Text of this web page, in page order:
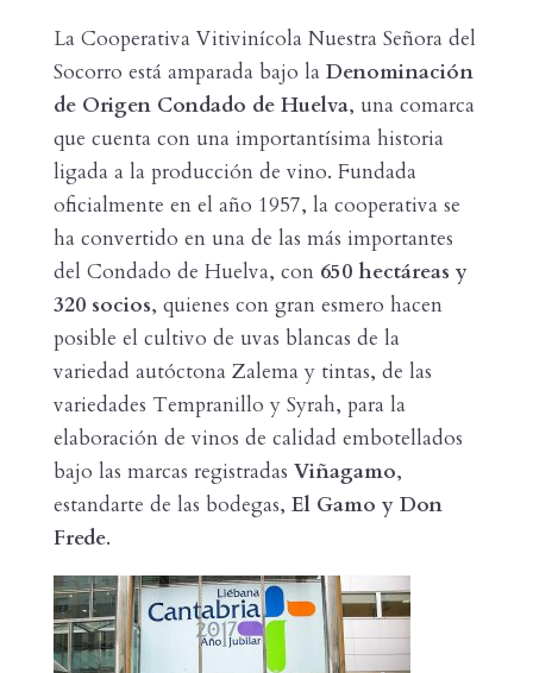
La Cooperativa Vitivinícola Nuestra Señora del
Socorro está amparada bajo la Denominación
de Origen Condado de Huelva, una comarca
que cuenta con una importantísima historia
ligada a la producción de vino. Fundada
oficialmente en el año 1957, la cooperativa se
ha convertido en una de las más importantes
del Condado de Huelva, con 650 hectáreas y
320 socios, quienes con gran esmero hacen
posible el cultivo de uvas blancas de la
variedad autóctona Zalema y tintas, de las
variedades Tempranillo y Syrah, para la
elaboración de vinos de calidad embotellados
bajo las marcas registradas Viñagamo,
estandarte de las bodegas,El Gamo y Don
Frede.